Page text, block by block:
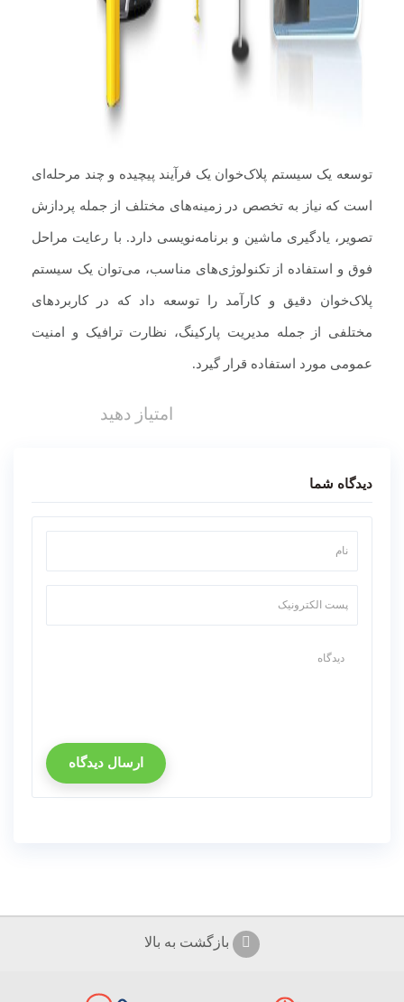
توسعه یک سیستم پلاک‌خوان یک فرآیند پیچیده و چند مرحله‌ای
است که نیاز به تخصص در زمینه‌های مختلف از جمله پردازش
تصویر، یادگیری ماشین و برنامه‌نویسی دارد. با رعایت مراحل
فوق و استفاده از تکنولوژی‌های مناسب، می‌توان یک سیستم
پلاک‌خوان دقیق و کارآمد را توسعه داد که در کاربردهای
مختلفی از جمله مدیریت پارکینگ، نظارت ترافیک و امنیت
عمومی مورد استفاده قرار گیرد.
امتیاز دهید
دیدگاه شما
ارسال دیدگاه
بازگشت به بالا